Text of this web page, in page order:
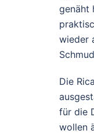
genäht
wieder
Die
für die
wollen